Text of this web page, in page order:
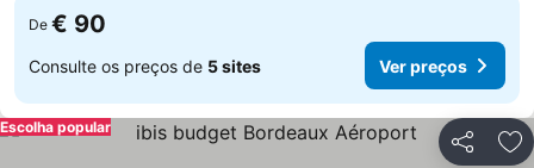
De € 90
Consulte os preços de 5 sites Ver preços
Partilhar
Escolha popular